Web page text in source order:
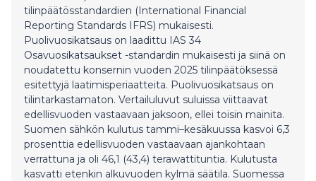
tilinpäätösstandardien (International Financial
Reporting Standards IFRS) mukaisesti.
Puolivuosikatsaus on laadittu IAS 34
Osavuosikatsaukset -standardin mukaisesti ja siinä on
noudatettu konsernin vuoden 2025 tilinpäätöksessä
esitettyjä laatimisperiaatteita. Puolivuosikatsaus on
tilintarkastamaton. Vertailuluvut suluissa viittaavat
edellisvuoden vastaavaan jaksoon, ellei toisin mainita.
Suomen sähkön kulutus tammi–kesäkuussa kasvoi 6,3
prosenttia edellisvuoden vastaavaan ajankohtaan
verrattuna ja oli 46,1 (43,4) terawattituntia. Kulutusta
kasvatti etenkin alkuvuoden kylmä säätila. Suomessa